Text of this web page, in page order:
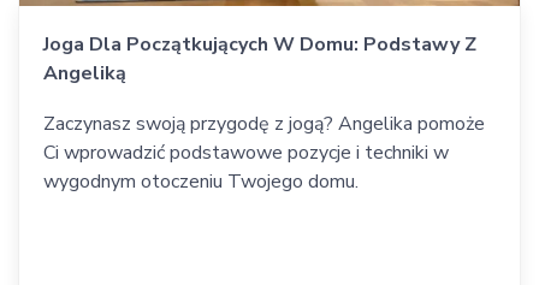
Joga Dla Początkujących W Domu: Podstawy Z
Angeliką
Zaczynasz swoją przygodę z jogą? Angelika pomoże
Ci wprowadzić podstawowe pozycje i techniki w
wygodnym otoczeniu Twojego domu.